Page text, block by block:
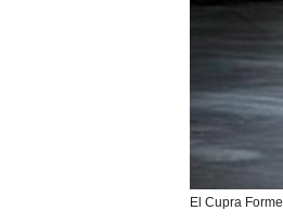
El Cupra